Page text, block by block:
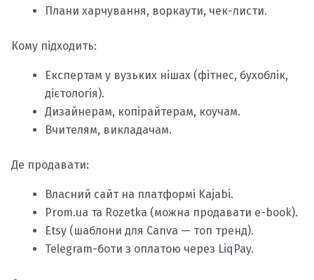
Плани харчування, воркаути, чек-листи.
Кому підходить:
Експертам у вузьких нішах (фітнес, бухоблік,
дієтологія).
Дизайнерам, копірайтерам, коучам.
Вчителям, викладачам.
Де продавати:
Власний сайт на платформі Kajabi.
Prom.ua та Rozetka (можна продавати e-book).
Etsy (шаблони для Canva — топ тренд).
Telegram-боти з оплатою через LiqPay.